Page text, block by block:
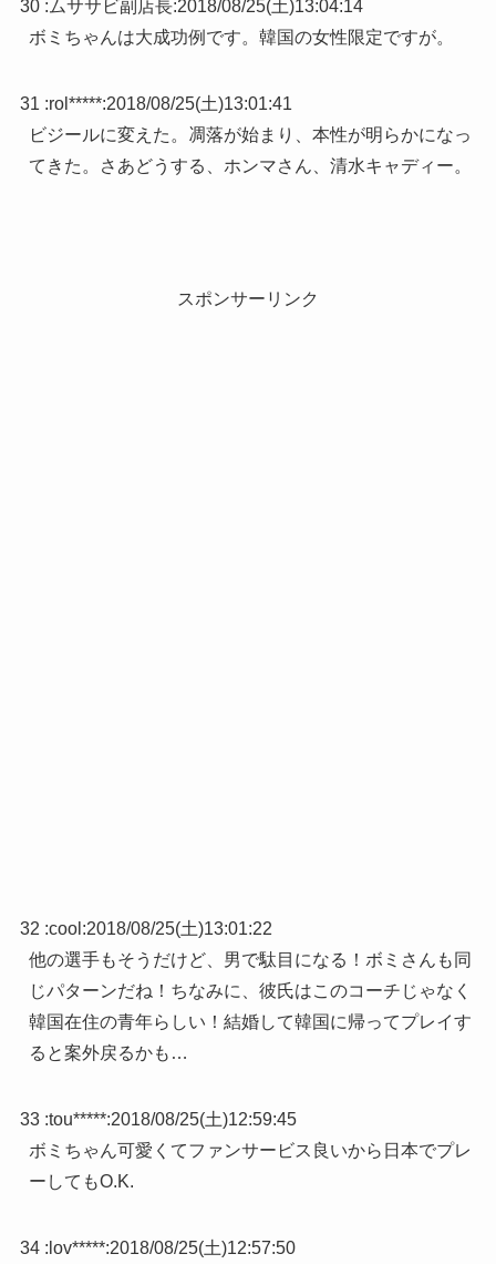
30 : ムササビ副店長:2018/08/25(土)13:04:14
ボミちゃんは大成功例です。韓国の女性限定ですが。
31 :rol*****:2018/08/25(土)13:01:41
ビジールに変えた。凋落が始まり、本性が明らかになっ
てきた。さあどうする、ホンマさん、清水キャディー。
スポンサーリンク
32 :cool :2018/08/25(土)13:01:22
他の選手もそうだけど、男で駄目になる！ボミさんも同
じパターンだね！ちなみに、彼氏はこのコーチじゃなく
韓国在住の青年らしい！結婚して韓国に帰ってプレイす
ると案外戻るかも…
33 :tou*****:2018/08/25(土)12:59:45
ボミちゃん可愛くてファンサービス良いから日本でプレ
ーしてもO.K.
34 : lov*****:2018/08/25(土)12:57:50